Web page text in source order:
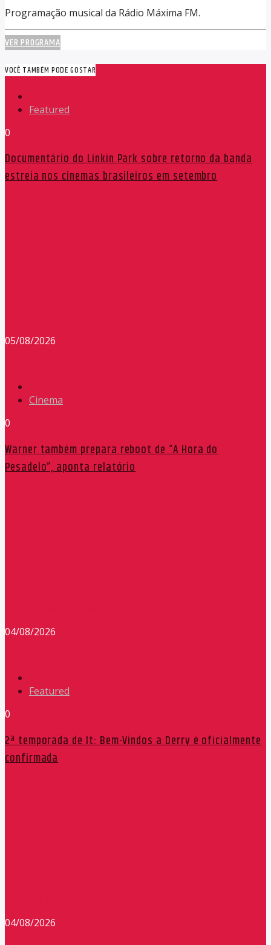
Programação musical da Rádio Máxima FM.
VER PROGRAMA
VOCÊ TAMBÉM PODE GOSTAR
Featured
0
Documentário do Linkin Park sobre retorno da banda
estreia nos cinemas brasileiros em setembro
05/08/2026
Cinema
0
Warner também prepara reboot de “A Hora do
Pesadelo”, aponta relatório
04/08/2026
Featured
0
2ª temporada de It: Bem-Vindos a Derry é oficialmente
confirmada
04/08/2026